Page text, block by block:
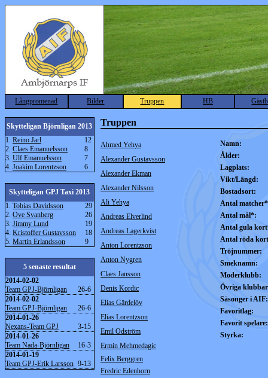
Långpromenad Bilder Truppen HB
Skytteligan Björnligan 2013
1. Reino Jarl
12
2. Claes Emanuelsson
8
3. Ulf Emanuelsson
7
4. Joakim Lorentzson 6
Skytteligan GPJ Taxi 2013
1. Tobias Davidsson
29
2. Ove Svanberg
26
3. Jimmy Lund
19
4. Kristoffer Gustavsson
18
5. Martin Erlandsson 9
5 senaste resultat
2014-02-02
Team GPJ-Björnligan
26-6
2014-02-02
Team GPJ-Björnligan
26-6
2014-01-26
Nexans-Team GPJ
3-15
2014-01-26
Team Nada-Björnligan
16-3
2014-01-19
Team GPJ-Erik Larsson 9-13
Truppen
Ahmed Yehya
Namn:
Ålder:
Lagplats:
Vikt/Längd:
Bostadsort:
Antal
Antal mål*:
Antal gula
Antal röda
Tröjnummer:
Smeknamn:
Moderklubb:
Övriga
Säsonger i AIF:
Favoritlag:
Favorit spelare:
Styrka:
Alexander Gustavsson
Alexander Ekman
Alexander Nilsson
Ali Yehya
Andreas Elverlind
Andreas Lagerkvist
Anton Lorentzson
Anton Nygren
Claes Jansson
Denis Kordic
Elias Gärdelöv
Elias Lorentzson
Emil Odström
Ermin Mehmedagic
Felix Berggren
Fredric Edenhorn